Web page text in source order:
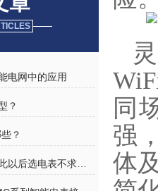
电网中的应用
？
？
同
强
体